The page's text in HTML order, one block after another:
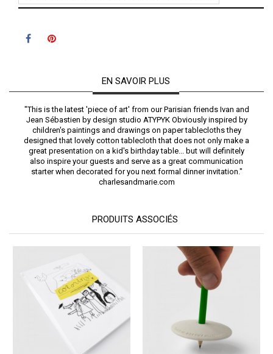
EN SAVOIR PLUS
"This is the latest 'piece of art' from our Parisian friends Ivan and
Jean Sébastien by design studio ATYPYK Obviously inspired by
children's paintings and drawings on paper tablecloths they
designed that lovely cotton tablecloth that does not only make a
great presentation on a kid's birthday table... but will definitely
also inspire your guests and serve as a great communication
starter when decorated for you next formal dinner invitation."
charlesandmarie.com
PRODUITS ASSOCIÉS